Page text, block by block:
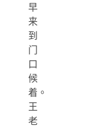
早
来
到
门
口
候
着。
王
老